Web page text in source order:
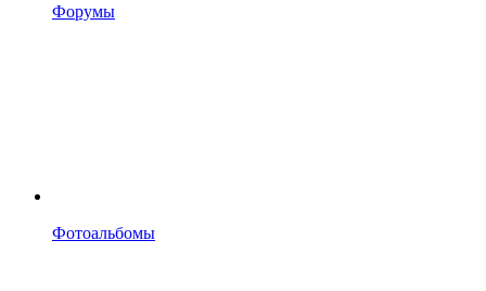
Форумы
Фотоальбомы